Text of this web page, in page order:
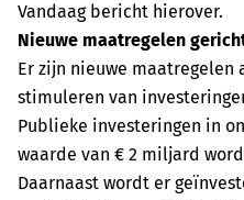
Vandaag bericht hierover.
Nieuwe maatregelen
Er zijn nieuwe
stimuleren van
Publieke investeringen in
waarde van € 2 miljard
Daarnaast wordt er